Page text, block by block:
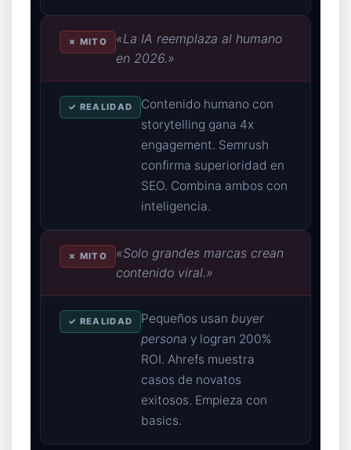
✗ MITO
«La IA reemplaza al humano
en 2026.»
✓ REALIDAD
Contenido humano con
storytelling gana 4x
engagement. Semrush
confirma superioridad en
SEO. Combina ambos con
inteligencia.
✗ MITO
«Solo grandes marcas crean
contenido viral.»
✓ REALIDAD Pequeños usan buyer
persona y logran 200%
ROI. Ahrefs muestra
casos de novatos
exitosos. Empieza con
basics.